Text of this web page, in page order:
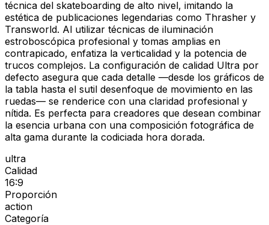
técnica del skateboarding de alto nivel, imitando la
estética de publicaciones legendarias como Thrasher y
Transworld. Al utilizar técnicas de iluminación
estroboscópica profesional y tomas amplias en
contrapicado, enfatiza la verticalidad y la potencia de
trucos complejos. La configuración de calidad Ultra por
defecto asegura que cada detalle —desde los gráficos de
la tabla hasta el sutil desenfoque de movimiento en las
ruedas— se renderice con una claridad profesional y
nítida. Es perfecta para creadores que desean combinar
la esencia urbana con una composición fotográfica de
alta gama durante la codiciada hora dorada.
ultra
Calidad
16:9
Proporción
action
Categoría